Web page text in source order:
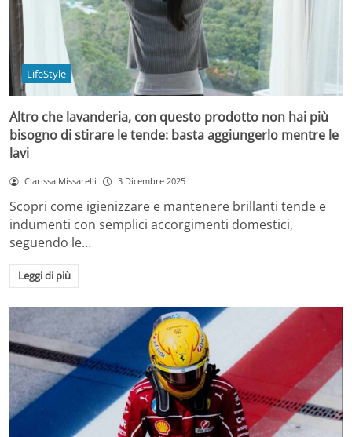
LifeStyle
Altro che lavanderia, con questo prodotto non hai più
bisogno di stirare le tende: basta aggiungerlo mentre le
lavi
Clarissa Missarelli 3 Dicembre 2025
Scopri come igienizzare e mantenere brillanti tende e
indumenti con semplici accorgimenti domestici,
seguendo le…
Leggi di più